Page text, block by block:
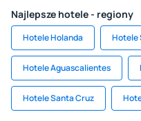
Najlepsze hotele - regiony
Hotele Holanda Hotele
Hotele Aguascalientes
Hotele Santa Cruz